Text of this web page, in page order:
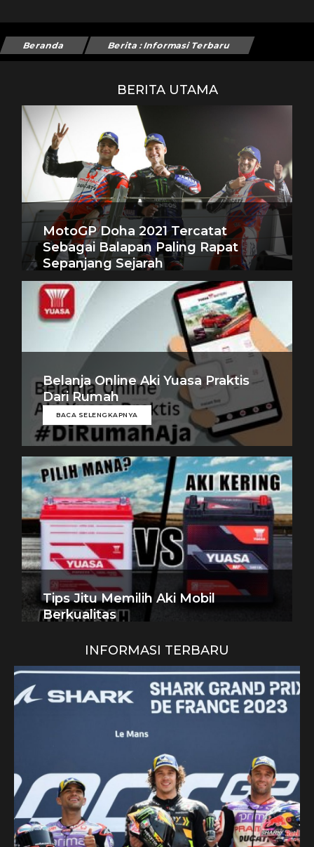
Beranda Berita : Informasi Terbaru
BERITA UTAMA
MotoGP Doha 2021 Tercatat
Sebagai Balapan Paling Rapat
Sepanjang Sejarah
Belanja Online Aki Yuasa Praktis
Dari Rumah
BACA SELENGKAPNYA
Tips Jitu Memilih Aki Mobil
Berkualitas
INFORMASI TERBARU